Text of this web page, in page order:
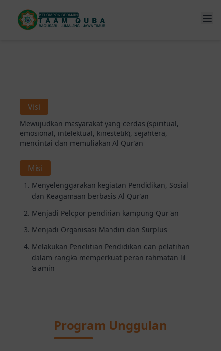
Visi
Mewujudkan masyarakat yang cerdas (spiritual,
emosional, intelektual, kinestetik), sejahtera,
mencintai dan memuliakan Al Qur’an
Misi
Menyelenggarakan kegiatan Pendidikan, Sosial
dan Keagamaan berbasis Al Qur’an
Menjadi Pelopor pendirian kampung Qur'an
Menjadi Organisasi Mandiri dan Surplus
Melakukan Penelitian Pendidikan dan pelatihan
dalam rangka memperkuat peran rahmatan lil
‘alamin
Program Unggulan